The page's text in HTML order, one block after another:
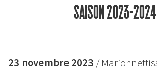
SAISON 2023-2024
23 novembre 2023 /